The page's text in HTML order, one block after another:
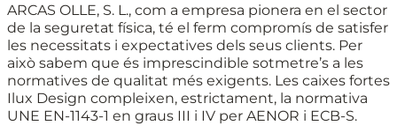
ARCAS OLLE, S. L., com a empresa pionera en el sector
de la seguretat física, té el ferm compromís de satisfer
les necessitats i expectatives dels seus clients. Per
això sabem que és imprescindible sotmetre’s a les
normatives de qualitat més exigents. Les caixes fortes
Ilux Design compleixen, estrictament, la normativa
UNE EN-1143-1 en graus III i IV per AENOR i ECB-S.